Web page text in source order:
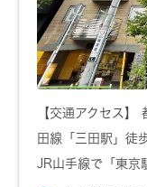
お問い合わ
【交通アクセス】
田線「三田駅」徒
JR山手線で「東